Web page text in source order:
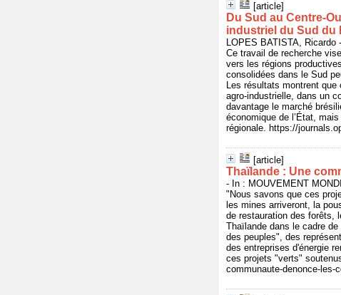
[article]
Du Sud au Centre-
industriel du Sud du
LOPES BATISTA, Ricardo
Ce travail de recherche
vers les régions
consolidées dans le Sud
Les résultats montrent
agro-industrielle, dans un
davantage le marché
économique de l’État,
régionale. https://
[article]
Thaïlande : Une
- In : MOUVEMENT
"Nous savons que ces
les mines arriveront, la
de restauration des forêts,
Thaïlande dans le cadre
des peuples", des
des entreprises d'énergie
ces projets "verts"
communaute-denonce-les-